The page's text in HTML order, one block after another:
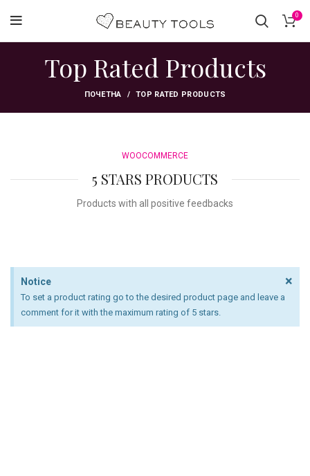
0
Top Rated Products
ПОЧЕТНА TOP RATED PRODUCTS
WOOCOMMERCE
5 STARS PRODUCTS
Products with all positive feedbacks
Notice
To set a product rating go to the desired product page and leave a
comment for it with the maximum rating of 5 stars.
×